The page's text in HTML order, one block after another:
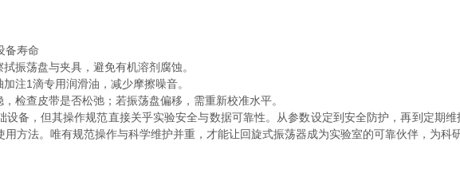
寿命
荡盘与夹具，避免有机溶剂腐蚀。
1滴专用润滑油，减少摩擦噪音。
查皮带是否松弛；若振荡盘偏移，需重新校准水平。
，但其操作规范直接关乎实验安全与数据可靠性。从参数设定到安全防护，再到定期维
方法。唯有规范操作与科学维护并重，才能让回旋式振荡器成为实验室的可靠伙伴，为科